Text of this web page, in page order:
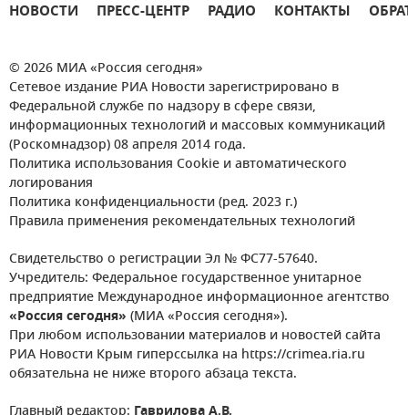
НОВОСТИ ПРЕСС-ЦЕНТР РАДИО КОНТАКТЫ
© 2026 МИА «Россия сегодня»
Сетевое издание РИА Новости зарегистрировано в
Федеральной службе по надзору в сфере связи,
информационных технологий и массовых коммуникаций
(Роскомнадзор) 08 апреля 2014 года.
Политика использования Cookie и автоматического
логирования
Политика конфиденциальности (ред. 2023 г.)
Правила применения рекомендательных технологий
Свидетельство о регистрации Эл № ФС77-57640.
Учредитель: Федеральное государственное унитарное
предприятие Международное информационное агентство
«Россия сегодня» (МИА «Россия сегодня»).
При любом использовании материалов и новостей сайта
РИА Новости Крым гиперссылка на https://crimea.ria.ru
обязательна не ниже второго абзаца текста.